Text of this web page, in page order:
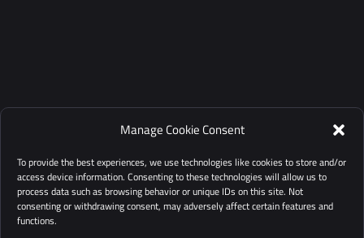
Manage Cookie Consent
To provide the best experiences, we use technologies like cookies to store and/or
access device information. Consenting to these technologies will allow us to
process data such as browsing behavior or unique IDs on this site. Not
consenting or withdrawing consent, may adversely affect certain features and
functions.